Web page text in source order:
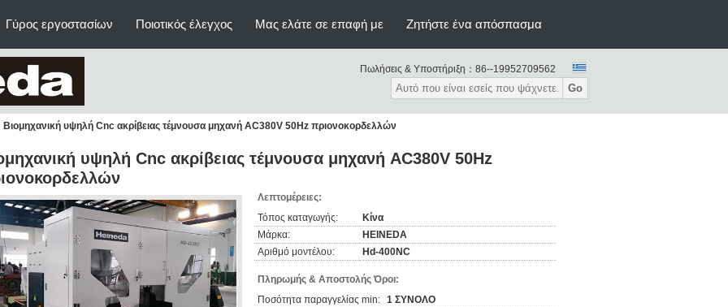
Γύρος εργοστασίων Ποιοτικός έλεγχος Μας ελάτε σε επαφή με Ζητήστε ένα απόσπασμα
Πωλήσεις & Υποστήριξη： 86--19952709562
Go
Βιομηχανική υψηλή Cnc ακρίβειας τέμνουσα μηχανή AC380V 50Hz πριονοκορδελλών
υψηλή Cnc ακρίβειας τέμνουσα μηχανή AC380V 50Hz
Λεπτομέρειες:
Τόπος καταγωγής:
Κίνα
Μάρκα:
HEINEDA
Αριθμό μοντέλου:
Hd-400NC
Πληρωμής & Αποστολής Όροι:
Ποσότητα παραγγελίας min: 1 ΣΥΝΟΛΟ